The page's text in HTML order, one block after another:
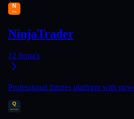
NinjaTrader
12 firma's
Professional futures platform with